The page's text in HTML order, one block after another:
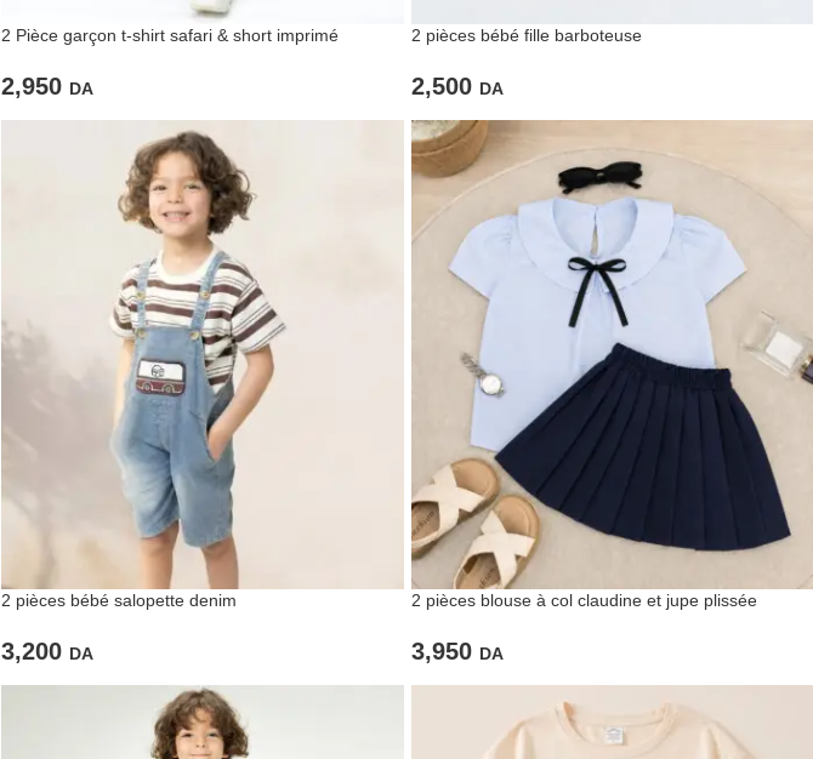
2 Pièce garçon t-shirt safari & short imprimé
2,950 DA
2 pièces bébé fille barboteuse
2,500 DA
2 pièces bébé salopette denim
3,200 DA
2 pièces blouse à col claudine et jupe plissée
3,950 DA